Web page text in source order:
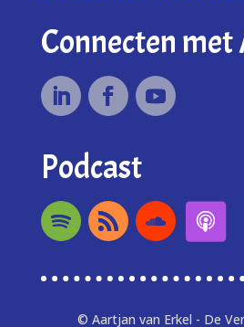
Connecten
Podcast
© Aartjan van Erkel - De